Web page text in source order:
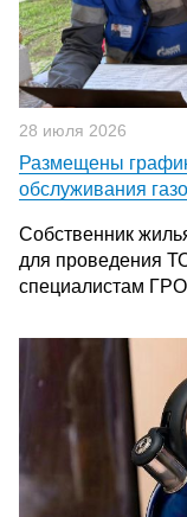
28 июля 2026
Размещены
обслуживания
Собственник
для проведения
специалистам